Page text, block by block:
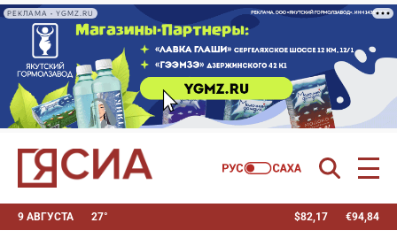
РЕКЛАМА • YGMZ.RU
9 АВГУСТА 27° $82,17 €94,84